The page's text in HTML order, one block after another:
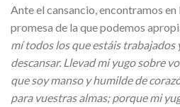
Ante el cansancio, encontramos
promesa de la que podemos
mí todos los que estáis trabajados
descansar. Llevad mi yugo sobre
que soy manso y humilde de
para vuestras almas; porque mi